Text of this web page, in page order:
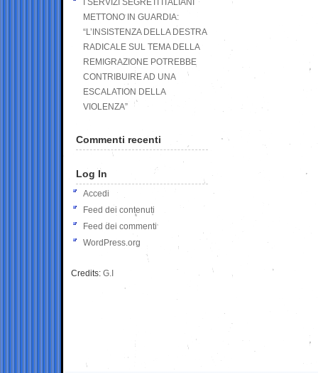
I SERVIZI SEGRETI ITALIANI
METTONO IN GUARDIA:
“L’INSISTENZA DELLA DESTRA
RADICALE SUL TEMA DELLA
REMIGRAZIONE POTREBBE
CONTRIBUIRE AD UNA
ESCALATION DELLA
VIOLENZA”
Commenti recenti
Log In
Accedi
Feed dei contenuti
Feed dei commenti
WordPress.org
Credits: G.I